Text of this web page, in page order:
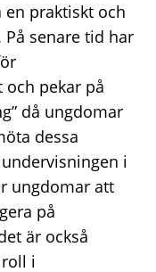
en praktiskt och
senare tid har
pekar på
då ungdomar
dessa
i
ungdomar att
på
är också
i